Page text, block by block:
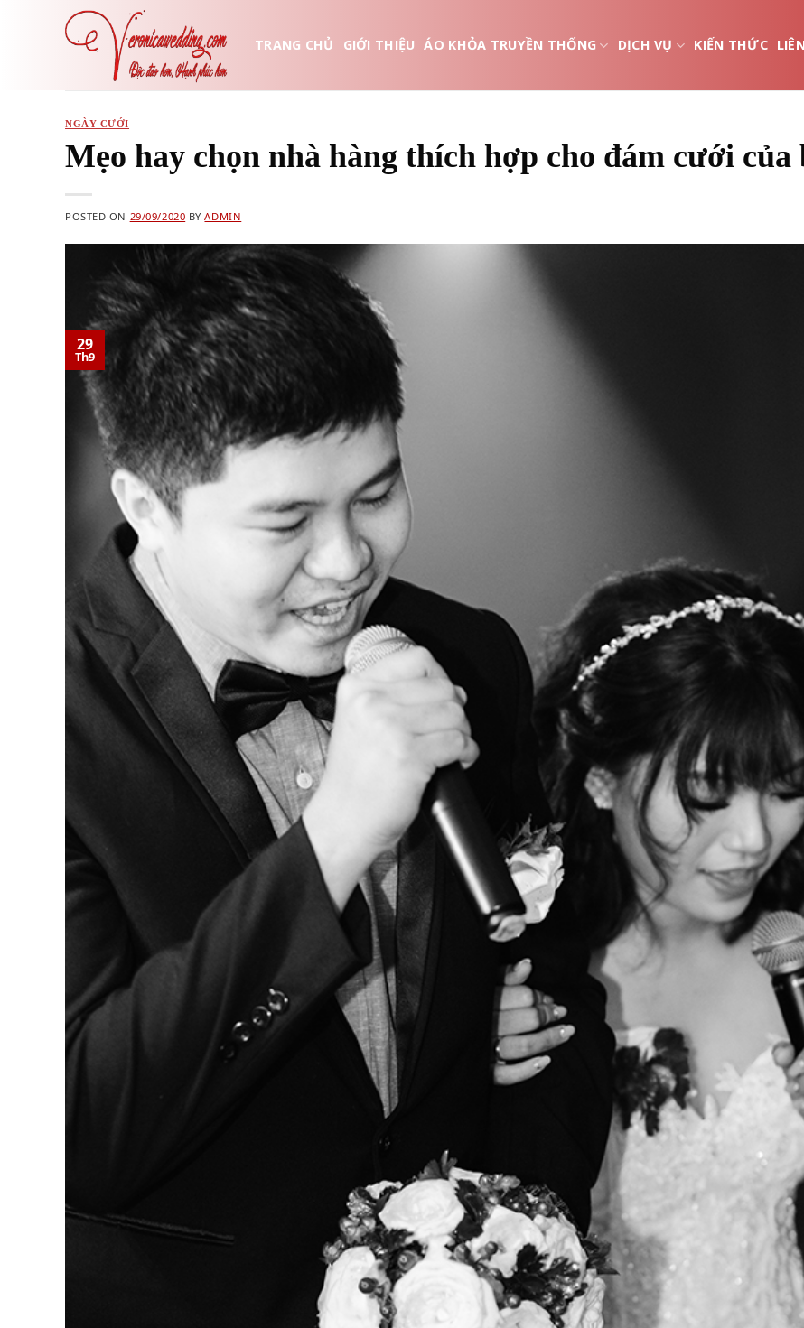
TRANG CHỦ GIỚI THIỆU ÁO KHỎA TRUYỀN THỐNG DỊCH VỤ KIẾN THỨC
NGÀY CƯỚI
Mẹo hay chọn nhà hàng thích hợp cho đám cưới của
POSTED ON 29/09/2020 BYADMIN
29
Th9